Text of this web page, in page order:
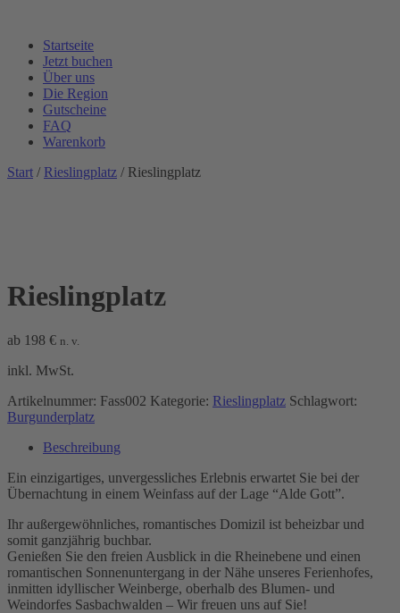
Startseite
Jetzt buchen
Über uns
Die Region
Gutscheine
FAQ
Warenkorb
Start / Rieslingplatz / Rieslingplatz
Rieslingplatz
ab 198 € n. v.
inkl. MwSt.
Artikelnummer: Fass002 Kategorie: Rieslingplatz Schlagwort:
Burgunderplatz
Beschreibung
Ein einzigartiges, unvergessliches Erlebnis erwartet Sie bei der
Übernachtung in einem Weinfass auf der Lage “Alde Gott”.
Ihr außergewöhnliches, romantisches Domizil ist beheizbar und
somit ganzjährig buchbar.
Genießen Sie den freien Ausblick in die Rheinebene und einen
romantischen Sonnenuntergang in der Nähe unseres Ferienhofes,
inmitten idyllischer Weinberge, oberhalb des Blumen- und
Weindorfes Sasbachwalden – Wir freuen uns auf Sie!